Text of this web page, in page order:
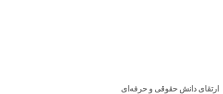
ارتقای دانش حقوقی و حرفه‌ای